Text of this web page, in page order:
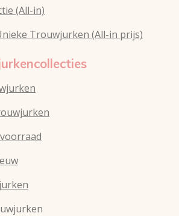
(All-in)
Trouwjurken (All-in prijs)